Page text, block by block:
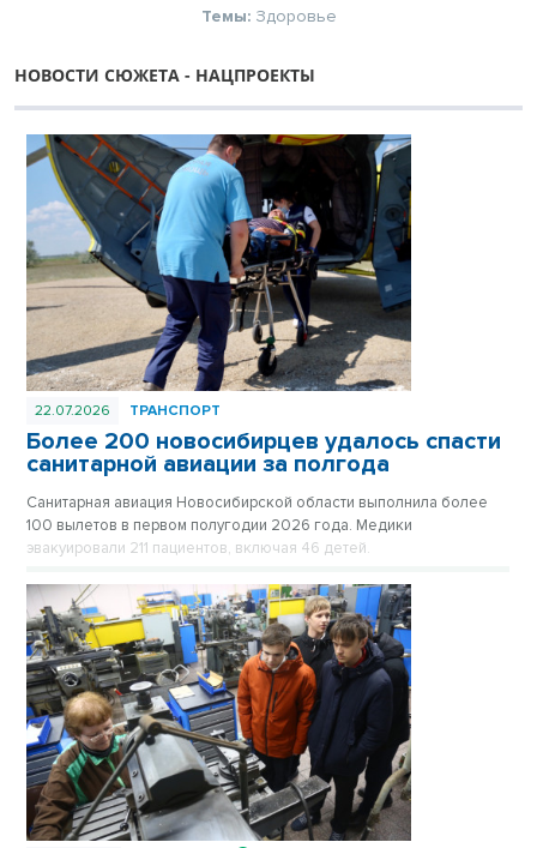
Темы: Здоровье
НОВОСТИ СЮЖЕТА - НАЦПРОЕКТЫ
22.07.2026 ТРАНСПОРТ
Более 200 новосибирцев удалось спасти
санитарной авиации за полгода
Санитарная авиация Новосибирской области выполнила более
100 вылетов в первом полугодии 2026 года. Медики
эвакуировали 211 пациентов, включая 46 детей.